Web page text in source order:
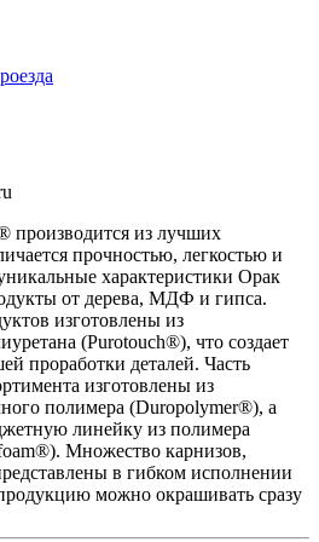
производится из лучших
прочностью, легкостью и
характеристики Орак
от дерева, МДФ и гипса.
изготовлены из
(Purotouch®), что создает
проработки деталей. Часть
изготовлены из
полимера (Duropolymer®), а
линейку из полимера
Множество карнизов,
в гибком исполнении
можно окрашивать сразу